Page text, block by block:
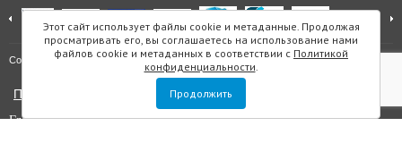
Этот сайт использует файлы cookie и метаданные. Продолжая
просматривать его, вы соглашаетесь на использование нами
файлов cookie и метаданных в соответствии с Политикой
конфиденциальности.
Продолжить
Copyright © "Инмарин" Карта сайта
Политика конфиденциальности
Главный редактор Маслова Е.О.